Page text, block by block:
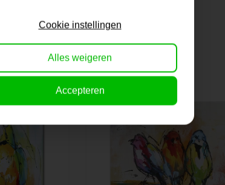
Cookie instellingen
Alles weigeren
Accepteren